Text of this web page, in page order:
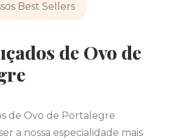
Best Sellers
de Ovo de
de Ovo de Portalegre
a nossa especialidade mais